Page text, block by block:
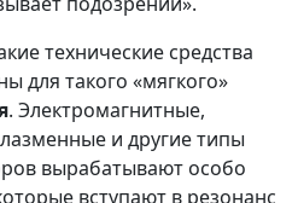
технические средства
для такого «мягкого»
. Электромагнитные,
и другие типы
вырабатывают особо
вступают в резонанс